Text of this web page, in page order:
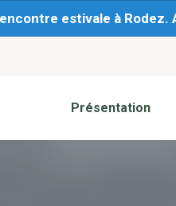
estivale à
Présentation